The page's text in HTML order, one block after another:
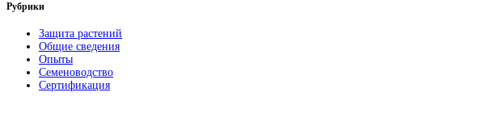
Рубрики
Защита растений
Общие сведения
Опыты
Семеноводство
Сертификация